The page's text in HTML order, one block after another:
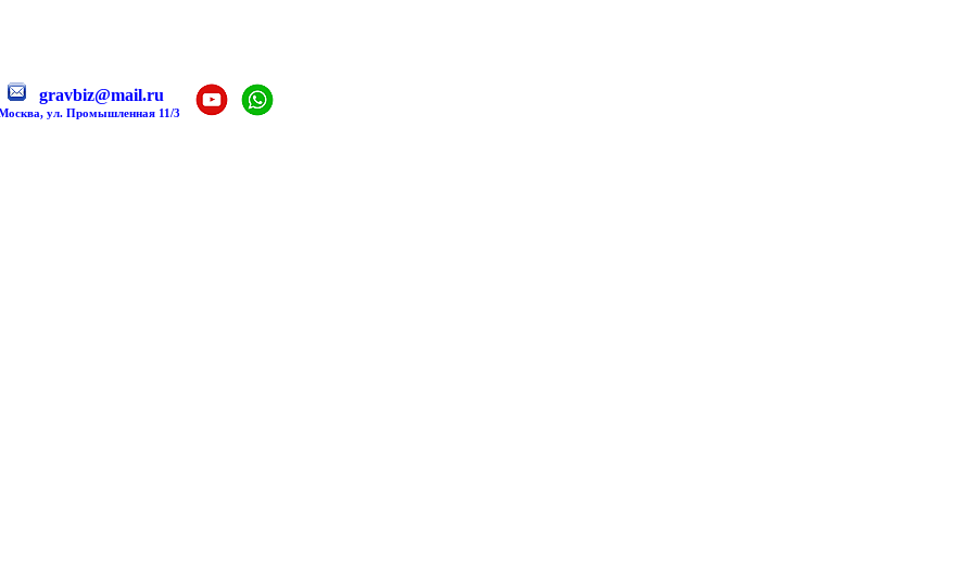
gravbiz@mail.ru
ул. Промышленная 11/3